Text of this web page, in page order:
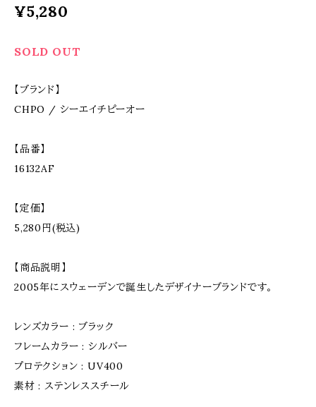
¥5,280
SOLD OUT
【ブランド】
CHPO / シーエイチピーオー
【品番】
16132AF
【定価】
5,280円(税込)
【商品説明】
2005年にスウェーデンで誕生したデザイナーブランドです。
レンズカラー : ブラック
フレームカラー : シルバー
プロテクション : UV400
素材 : ステンレススチール